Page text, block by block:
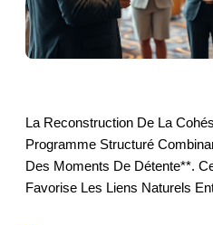
La Reconstruction De La
Programme Structuré
Des Moments De Détente**.
Favorise Les Liens Naturels